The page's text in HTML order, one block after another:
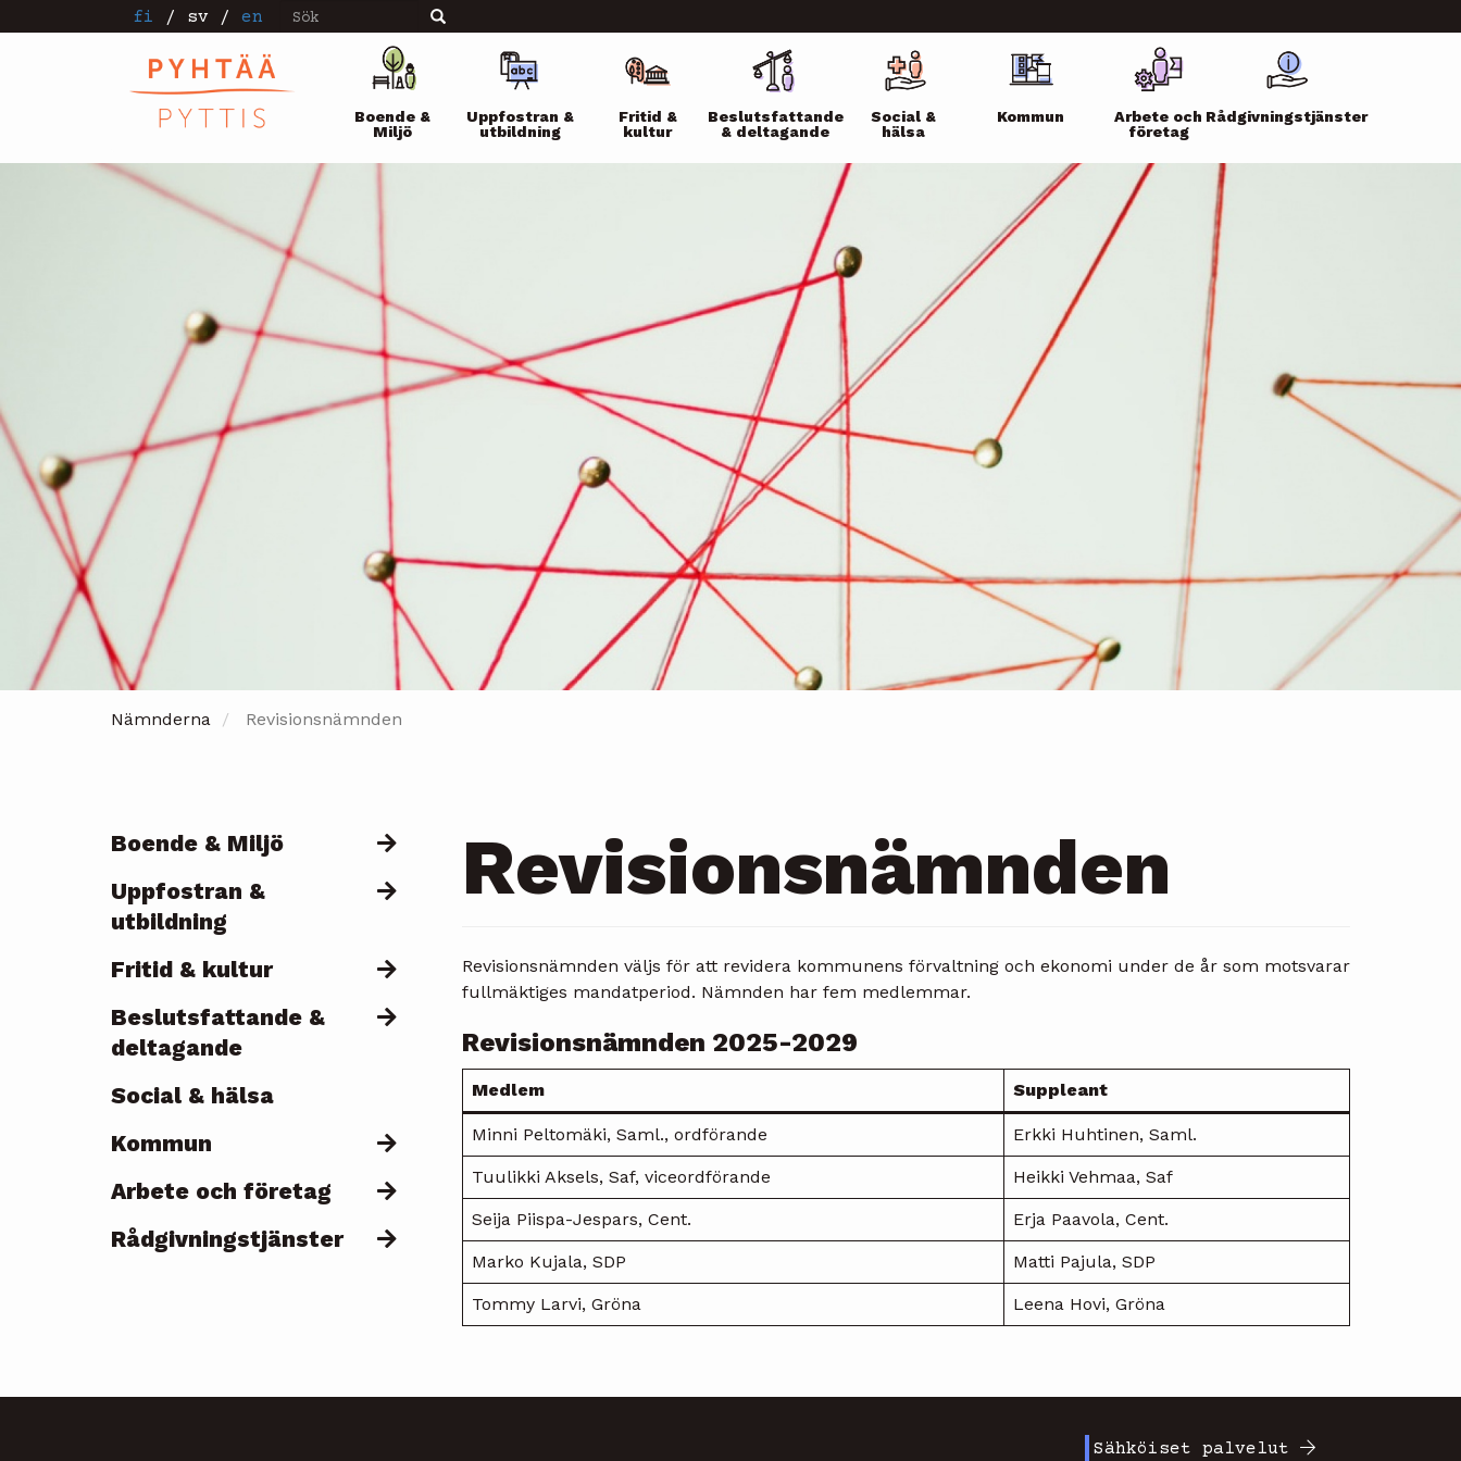
till
fi / sv / en Sök Sök
Päävalikko
Boende &
Miljö
Uppfostran &
utbildning
Fritid &
kultur
Beslutsfattande
& deltagande
Social &
hälsa
Kommun
Arbete och
företag
Rådgivningstjänster
Nämnderna Revisionsnämnden
Päävalikko
Boende & Miljö
Uppfostran &
utbildning
Fritid & kultur
Beslutsfattande &
deltagande
Social & hälsa
Kommun
Arbete och företag
Rådgivningstjänster
Revisionsnämnden
Revisionsnämnden väljs för att revidera kommunens förvaltning och ekonomi under de år som motsvarar
fullmäktiges mandatperiod. Nämnden har fem medlemmar.
Revisionsnämnden 2025-2029
Medlem Suppleant
Minni Peltomäki, Saml., ordförande Erkki Huhtinen, Saml.
Tuulikki Aksels, Saf, viceordförande Heikki Vehmaa, Saf
Seija Piispa-Jespars, Cent. Erja Paavola, Cent.
Marko Kujala, SDP Matti Pajula, SDP
Tommy Larvi, Gröna Leena Hovi, Gröna
Sähköiset palvelut